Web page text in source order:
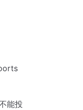
能投